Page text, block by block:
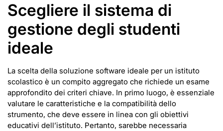
Scegliere il sistema di
gestione degli studenti
ideale
La scelta della soluzione software ideale per un istituto
scolastico è un compito aggregato che richiede un esame
approfondito dei criteri chiave. In primo luogo, è essenziale
valutare le caratteristiche e la compatibilità dello
strumento, che deve essere in linea con gli obiettivi
educativi dell’istituto. Pertanto, sarebbe necessaria